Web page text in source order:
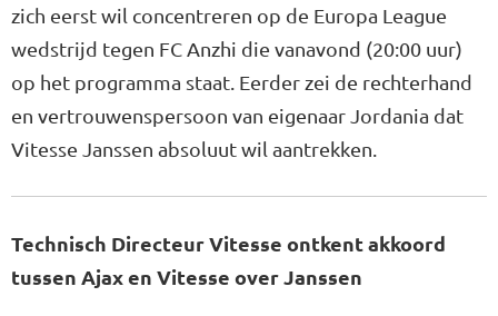
zich eerst wil concentreren op de Europa League
wedstrijd tegen FC Anzhi die vanavond (20:00 uur)
op het programma staat. Eerder zei de rechterhand
en vertrouwenspersoon van eigenaar Jordania dat
Vitesse Janssen absoluut wil aantrekken.
Technisch Directeur Vitesse ontkent akkoord
tussen Ajax en Vitesse over Janssen